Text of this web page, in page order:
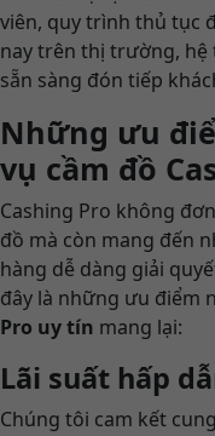
viên, quy trình thủ tục
nay trên thị trường, hệ
sẵn sàng đón tiếp
Những ưu
vụ cầm đồ
Cashing Pro không
đồ mà còn mang đến
hàng dễ dàng giải
đây là những ưu điểm
Pro uy tín mang lại:
Lãi suất hấp
Chúng tôi cam kết